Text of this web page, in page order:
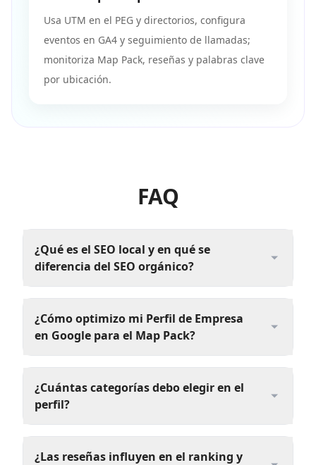
Usa UTM en el PEG y directorios, configura
eventos en GA4 y seguimiento de llamadas;
monitoriza Map Pack, reseñas y palabras clave
por ubicación.
FAQ
¿Qué es el SEO local y en qué se
diferencia del SEO orgánico?
¿Cómo optimizo mi Perfil de Empresa
en Google para el Map Pack?
¿Cuántas categorías debo elegir en el
perfil?
¿Las reseñas influyen en el ranking y